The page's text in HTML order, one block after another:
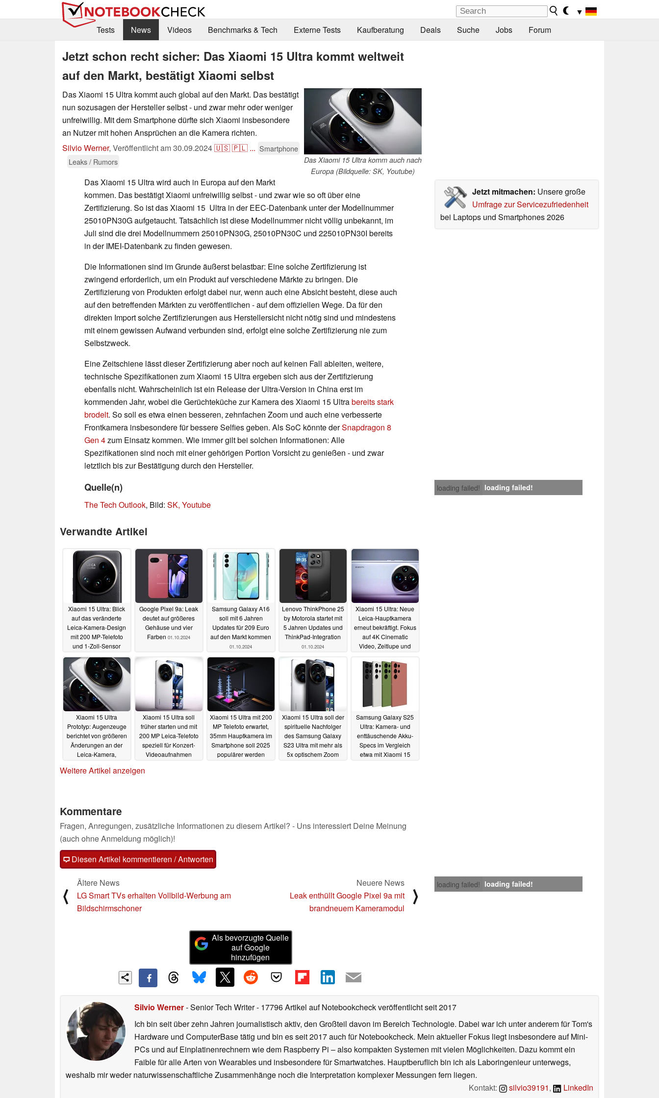
▼
Tests
News Videos Benchmarks & Tech Externe Tests Kaufberatung Deals Suche Jobs Forum
Jetzt schon recht sicher: Das Xiaomi 15 Ultra kommt weltweit
auf den Markt, bestätigt Xiaomi selbst
Das Xiaomi 15 Ultra komm auch nach
Europa (Bildquelle: SK, Youtube)
Das Xiaomi 15 Ultra kommt auch global auf den Markt. Das bestätigt
nun sozusagen der Hersteller selbst - und zwar mehr oder weniger
unfreiwillig. Mit dem Smartphone dürfte sich Xiaomi insbesondere
an Nutzer mit hohen Ansprüchen an die Kamera richten.
Silvio Werner, Veröffentlicht am30.09.2024🇺🇸🇵🇱 ... Smartphone
Leaks / Rumors
Jetzt mitmachen: Unsere große
Umfrage zur Servicezufriedenheit
bei Laptops und Smartphones 2026
Das Xiaomi 15 Ultra wird auch in Europa auf den Markt
kommen. Das bestätigt Xiaomi unfreiwillig selbst - und zwar wie so oft über eine
Zertifizierung. So ist das Xiaomi 15 Ultra in der EEC-Datenbank unter der Modellnummer
25010PN30G aufgetaucht. Tatsächlich ist diese Modellnummer nicht völlig unbekannt, im
Juli sind die drei Modellnummern 25010PN30G, 25010PN30C und 225010PN30I bereits
in der IMEI-Datenbank zu finden gewesen.
Die Informationen sind im Grunde äußerst belastbar: Eine solche Zertifizierung ist
zwingend erforderlich, um ein Produkt auf verschiedene Märkte zu bringen. Die
Zertifizierung von Produkten erfolgt dabei nur, wenn auch eine Absicht besteht, diese auch
auf den betreffenden Märkten zu veröffentlichen - auf dem offiziellen Wege. Da für den
direkten Import solche Zertifizierungen aus Herstellersicht nicht nötig sind und mindestens
mit einem gewissen Aufwand verbunden sind, erfolgt eine solche Zertifizierung nie zum
Selbstzweck.
Eine Zeitschiene lässt dieser Zertifizierung aber noch auf keinen Fall ableiten, weitere,
technische Spezifikationen zum Xiaomi 15 Ultra ergeben sich aus der Zertifizierung
ebenfalls nicht. Wahrscheinlich ist ein Release der Ultra-Version in China erst im
kommenden Jahr, wobei die Gerüchteküche zur Kamera des Xiaomi 15 Ultrabereits stark
brodelt. So soll es etwa einen besseren, zehnfachen Zoom und auch eine verbesserte
Frontkamera insbesondere für bessere Selfies geben. Als SoC könnte derSnapdragon 8
Gen 4zum Einsatz kommen. Wie immer gilt bei solchen Informationen: Alle
Spezifikationen sind noch mit einer gehörigen Portion Vorsicht zu genießen - und zwar
letztlich bis zur Bestätigung durch den Hersteller.
loading failed! loading failed!
Quelle(n)
The Tech Outlook, Bild: SK, Youtube
Verwandte Artikel
Xiaomi 15 Ultra: Blick
auf das veränderte
Leica-Kamera-Design
mit 200 MP-Telefoto
und 1-Zoll-Sensor
05.10.2024
Google Pixel 9a: Leak
deutet auf größeres
Gehäuse und vier
Farben 01.10.2024
Samsung Galaxy A16
soll mit 6 Jahren
Updates für 209 Euro
auf den Markt kommen
01.10.2024
Lenovo ThinkPhone 25
by Motorola startet mit
5 Jahren Updates und
ThinkPad-Integration
01.10.2024
Xiaomi 15 Ultra: Neue
Leica-Hauptkamera
erneut bekräftigt. Fokus
auf 4K Cinematic
Video, Zeitlupe und
Xiaomi 15 Ultra
Prototyp: Augenzeuge
berichtet von größeren
Änderungen an der
Leica-Kamera,
Sensor 26.08.2024
Xiaomi 15 Ultra soll
früher starten und mit
200 MP Leica-Telefoto
speziell für Konzert-
Videoaufnahmen
Xiaomi 15 Ultra mit 200
MP Telefoto erwartet,
35mm Hauptkamera im
Smartphone soll 2025
populärer werden
Xiaomi 15 Ultra soll der
spirituelle Nachfolger
des Samsung Galaxy
S23 Ultra mit mehr als
5x optischem Zoom
Samsung Galaxy S25
Ultra: Kamera- und
enttäuschende Akku-
Specs im Vergleich
etwa mit Xiaomi 15
Weitere Artikel anzeigen
Kommentare
Fragen, Anregungen, zusätzliche Informationen zu diesem Artikel? - Uns interessiert Deine Meinung
(auch ohne Anmeldung möglich)!
Diesen Artikel kommentieren / Antworten
loading failed! loading failed!
⟨
Ältere News
LG Smart TVs erhalten Vollbild-Werbung am
Bildschirmschoner
Neuere News
Leak enthüllt Google Pixel 9a mit
brandneuem Kameramodul
⟩
Als bevorzugte Quelle
auf Google
hinzufügen
Silvio Werner- Senior Tech Writer- 17796 Artikel auf Notebookcheck veröffentlichtseit 2017
Ich bin seit über zehn Jahren journalistisch aktiv, den Großteil davon im Bereich Technologie. Dabei war ich unter anderem für Tom's
Hardware und ComputerBase tätig und bin es seit 2017 auch für Notebookcheck. Mein aktueller Fokus liegt insbesondere auf Mini-
PCs und auf Einplatinenrechnern wie dem Raspberry Pi – also kompakten Systemen mit vielen Möglichkeiten. Dazu kommt ein
Faible für alle Arten von Wearables und insbesondere für Smartwatches. Hauptberuflich bin ich als Laboringenieur unterwegs,
weshalb mir weder naturwissenschaftliche Zusammenhänge noch die Interpretation komplexer Messungen fern liegen.
Kontakt:
silvio39191, LinkedIn